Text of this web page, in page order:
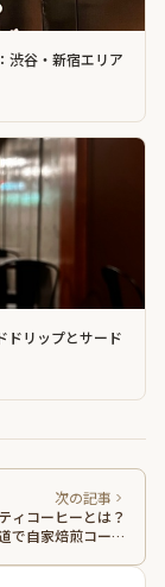
渋谷・新宿エリア
ドリップとサード
次の記事
ィコーヒーとは？
で自家焙煎コーヒ